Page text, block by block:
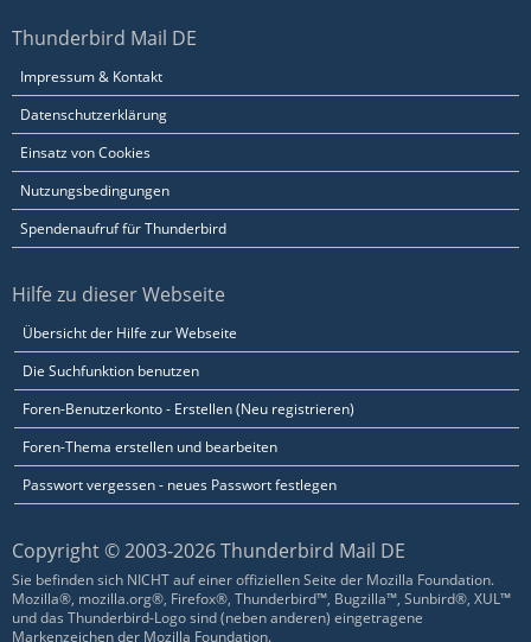
Thunderbird Mail DE
Impressum & Kontakt
Datenschutzerklärung
Einsatz von Cookies
Nutzungsbedingungen
Spendenaufruf für Thunderbird
Hilfe zu dieser Webseite
Übersicht der Hilfe zur Webseite
Die Suchfunktion benutzen
Foren-Benutzerkonto - Erstellen (Neu registrieren)
Foren-Thema erstellen und bearbeiten
Passwort vergessen - neues Passwort festlegen
Copyright © 2003-2026 Thunderbird Mail DE
Sie befinden sich NICHT auf einer offiziellen Seite der Mozilla Foundation.
Mozilla®, mozilla.org®, Firefox®, Thunderbird™, Bugzilla™, Sunbird®, XUL™
und das Thunderbird-Logo sind (neben anderen) eingetragene
Markenzeichen der Mozilla Foundation.